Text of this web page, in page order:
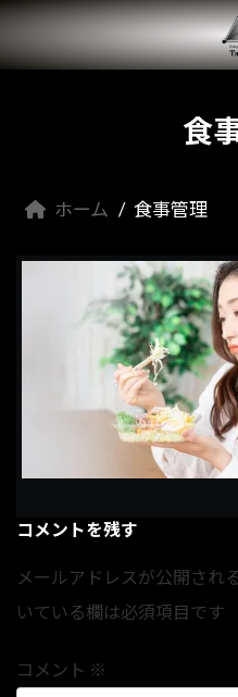
コ
テ
ナ
ゲ
食
ホーム 食事管理
コメントを残す
メールアドレスが公開され
いている欄は必須項目です
コメント ※